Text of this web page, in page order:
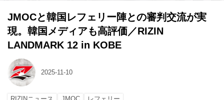
JMOCと韓国レフェリー陣との審判交流が実
現。韓国メディアも高評価／RIZIN
LANDMARK 12 in KOBE
2025-11-10